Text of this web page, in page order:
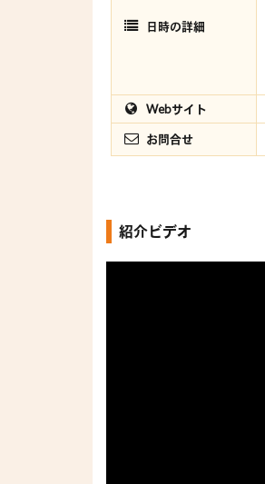
日時の詳細
Webサイト
お問合せ
紹介ビデオ